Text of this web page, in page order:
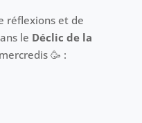
réflexions et de
le Déclic de la
🥳 :